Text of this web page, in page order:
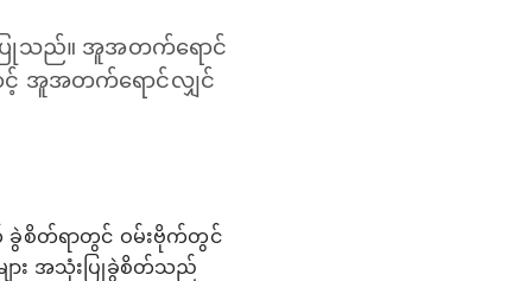
ြုသည်။ အူအတက်ရောင်
ာင့် အူအတက်ရောင်လျှင်
က် ခွဲစိတ်ရာတွင် ဝမ်းဗိုက်တွင်
ျား အသုံးပြုခွဲစိတ်သည်